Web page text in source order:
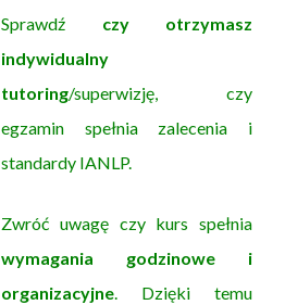
Sprawdź czy otrzymasz
indywidualny
tutoring/superwizję, czy
egzamin spełnia zalecenia i
standardy IANLP.
Zwróć uwagę czy kurs spełnia
wymagania godzinowe i
organizacyjne. Dzięki temu